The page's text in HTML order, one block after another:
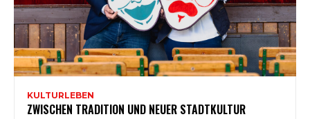
KULTURLEBEN
ZWISCHEN TRADITION UND NEUER STADTKULTUR